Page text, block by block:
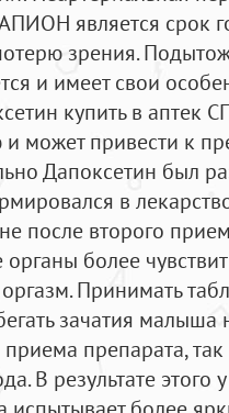
является срок
зрения.
и имеет свои
купить в аптек
может привести к
Дапоксетин был
в
после второго
более
Принимать
зачатия
препарата,
В результате